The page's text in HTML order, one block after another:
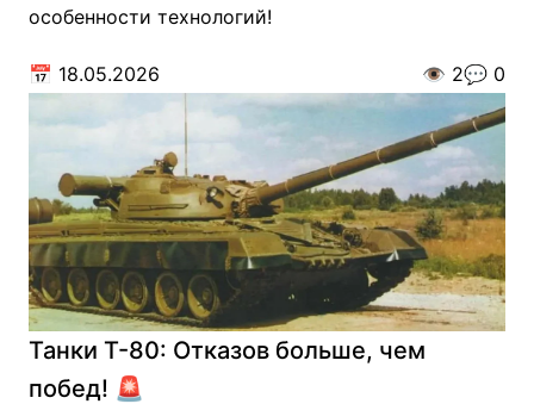
особенности технологий!
📅 18.05.2026 👁️ 2💬 0
Танки Т-80: Отказов больше, чем
побед! 🚨